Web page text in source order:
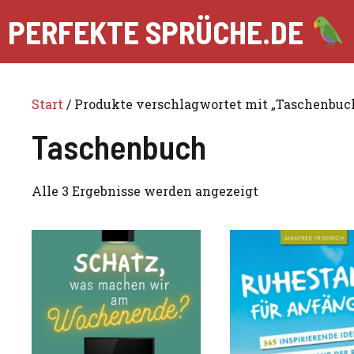
Inhalt
springen
PERFEKTE SPRÜCHE.DE
Start / Produkte verschlagwortet mit
Taschenbuch
Alle 3 Ergebnisse werden angezeigt